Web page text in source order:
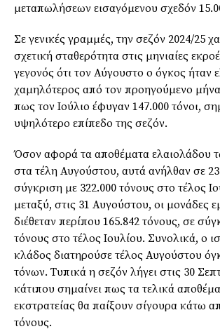
μεταπωλήσεων εισαγόμενου σχεδόν
Σε γενικές γραμμές, την σεζόν 2024/25
σχετική σταθερότητα στις μηνιαίες
γεγονός ότι τον Αύγουστο ο όγκος ήταν
χαμηλότερος από τον προηγούμενο
πως τον Ιούλιο έφυγαν 147.000 τόνοι,
υψηλότερο επίπεδο της σεζόν.
Όσον αφορά τα αποθέματα ελαιολάδου
στα τέλη Αυγούστου, αυτά ανήλθαν σε
σύγκριση με 322.000 τόνους στο τέλος
μεταξύ, στις 31 Αυγούστου, οι μονάδες
διέθεταν περίπου 165.842 τόνους, σε
τόνους στο τέλος Ιουλίου. Συνολικά, ο
κλάδος διατηρούσε τέλος Αυγούστου
τόνων. Τυπικά η σεζόν λήγει στις 30
κάτιπου σημαίνει πως τα τελικά
εκστρατείας θα παίξουν σίγουρα κάτω
τόνους.